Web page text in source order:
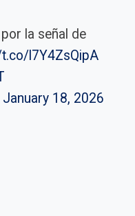
la señal de
l7Y4ZsQipA
January 18, 2026